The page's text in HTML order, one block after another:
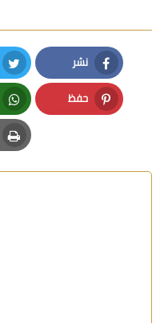
نشر
Facebook
حفظ
Pinterest